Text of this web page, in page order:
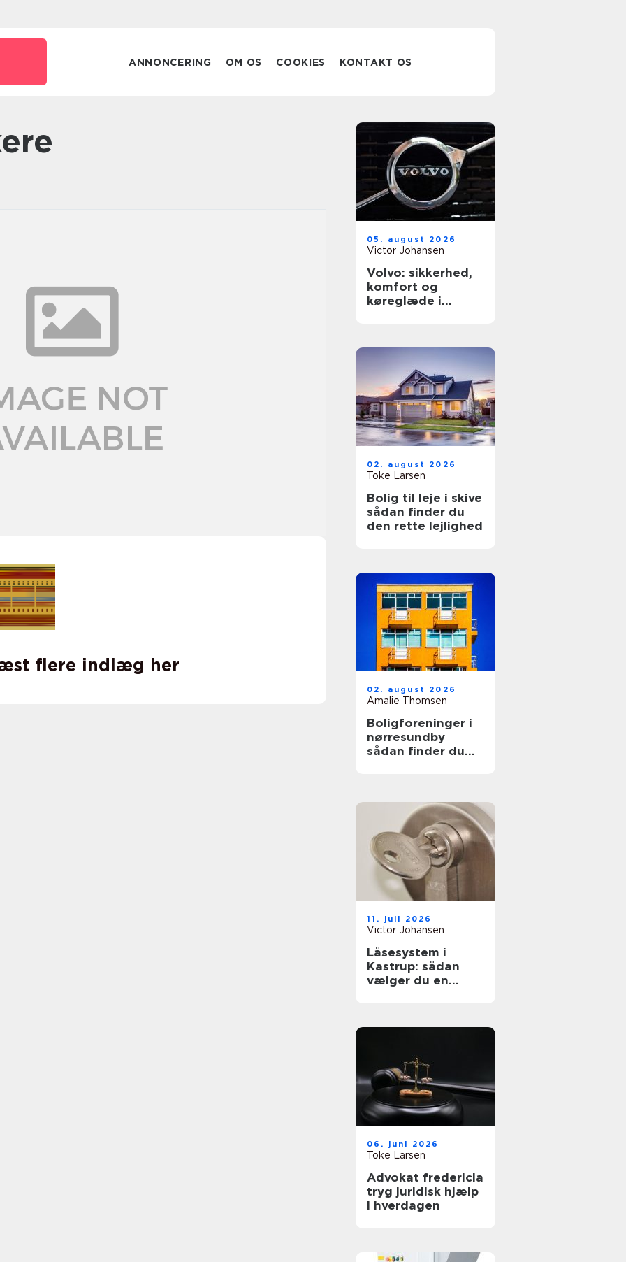
ANNONCERING OM OS COOKIES KONTAKT OS
flere indlæg her
05. august 2026
Victor Johansen
Volvo: sikkerhed,
komfort og
køreglæde i
02. august 2026
Toke Larsen
Bolig til leje i skive
sådan finder du
den rette lejlighed
02. august 2026
Amalie Thomsen
Boligforeninger i
nørresundby
sådan finder du
11. juli 2026
Victor Johansen
Låsesystem i
Kastrup: sådan
vælger du en
06. juni 2026
Toke Larsen
Advokat fredericia
tryg juridisk hjælp
i hverdagen